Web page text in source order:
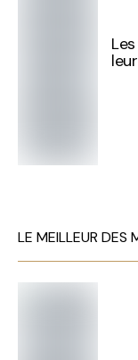
LE MEILLEUR DES